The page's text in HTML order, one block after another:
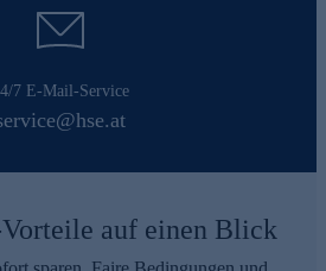
7 E-Mail-Service
auf einen Blick